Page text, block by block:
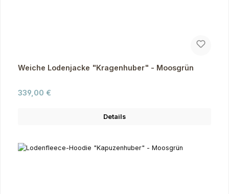
Weiche Lodenjacke "Kragenhuber" - Moosgrün
Regulärer Preis:
339,00 €
Details